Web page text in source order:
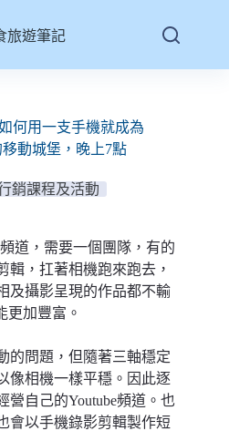
旅遊筆記
何用一支手機就成為
動城堡，晚上7點
銷課程及活動
道，需要一個團隊，有的
輯，扛著相機跑來跑去，
及攝影呈現的作品都不輸
更加豐富。
的問題，但隨著三軸穩定
像相機一樣平穩。因此逐
營自己的Youtube頻道。也
會以手機錄影剪輯製作短